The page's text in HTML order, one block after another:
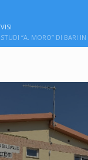
“A. MORO” DI BARI